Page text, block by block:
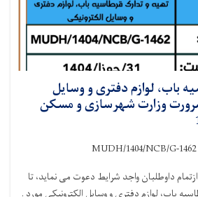
باب، لوازم دفتری و وسایل
وزارت شهرسازی و مسکن
MUDH/1404/NCB/G-1462
ازتمام داوطلبان واجد شرایط دعوت می نماید،تا